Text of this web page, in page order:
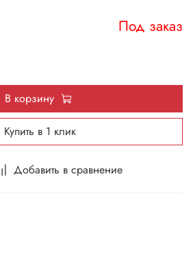
Добавить в сравнение
Под заказ
В корзину
Купить в 1 клик